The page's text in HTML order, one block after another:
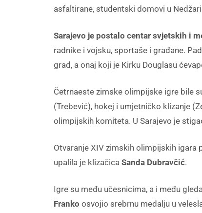
asfaltirane, studentski domovi u
Sarajevo je postalo centar svjetskih i
radnike i vojsku, sportaše i građane.
grad, a onaj koji je Kirku Douglasu
Četrnaeste zimske olimpijske igre bile
(Trebević), hokej i umjetničko klizanje
olimpijskih komiteta. U Sarajevo je
Otvaranje XIV zimskih olimpijskih igara
upalila je klizačica Sanda Dubravčić.
Igre su među učesnicima, a i među
Franko osvojio srebrnu medalju u